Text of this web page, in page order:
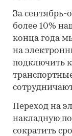
За
более 10%
конца года
на
подключить
Переход на
накладную
сократить